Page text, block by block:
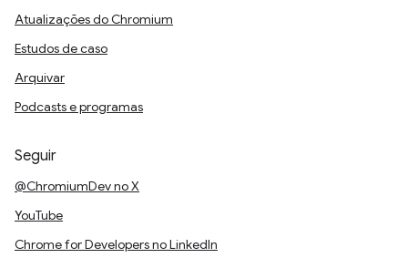
Atualizações do Chromium
Estudos de caso
Arquivar
Podcasts e programas
Seguir
@ChromiumDev no X
YouTube
Chrome for Developers no LinkedIn